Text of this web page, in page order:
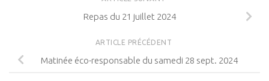
Repas du 21 juillet 2024
ARTICLE PRÉCÉDENT
Matinée éco-responsable du samedi 28 sept. 2024